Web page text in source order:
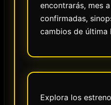
encontrarás, mes
confirmadas,
cambios de última
Explora los